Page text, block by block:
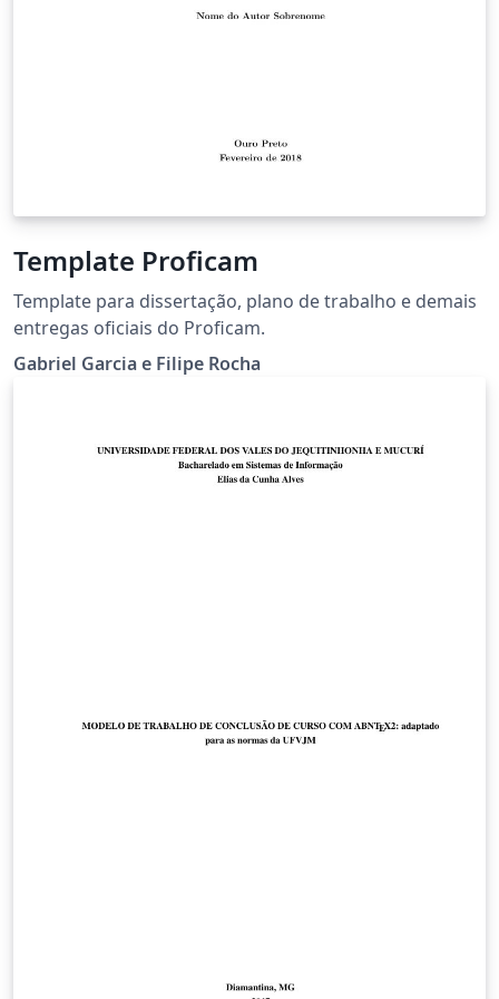
Template Proficam
Template para dissertação, plano de trabalho e demais
entregas oficiais do Proficam.
Gabriel Garcia e Filipe Rocha